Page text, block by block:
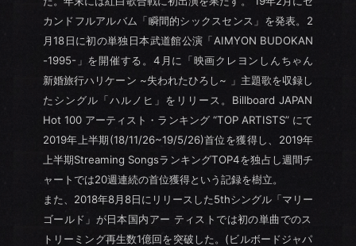
カンドフルアルバム「瞬間的シックスセンス」を発表。2
月18日に初の単独日本武道館公演「AIMYON BUDOKAN
-1995-」を開催する。4月に「映画クレヨンしんちゃん
新婚旅行ハリケーン ~失われたひろし~ 」主題歌を収録し
たシングル「ハルノヒ」をリリース。Billboard JAPAN
Hot 100 アーティスト・ランキング “TOP ARTISTS” にて
2019年上半期(18/11/26~19/5/26)首位を獲得し、2019年
上半期Streaming SongsランキングTOP4を独占し週間チ
ャートでは20週連続の首位獲得という記録を樹立。
また、2018年8月8日にリリースした5thシングル「マリー
ゴールド」が日本国内アー ティストでは初の単曲でのス
トリーミング再生数1億回を突破した。(ビルボードジャパ